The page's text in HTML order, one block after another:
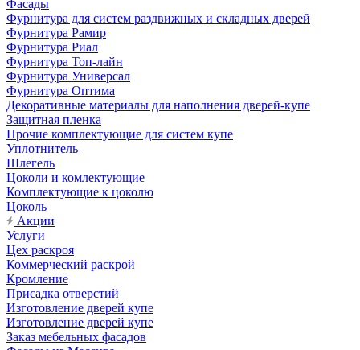
Фасады
Фурнитура для систем раздвижных и складных дверей
Фурнитура Рамир
Фурнитура Риал
Фурнитура Топ-лайн
Фурнитура Универсал
Фурнитура Оптима
Декоративные материалы для наполнения дверей-купе
Защитная пленка
Прочие комплектующие для систем купе
Уплотнитель
Шлегель
Цоколи и комлектующие
Комплектующие к цоколю
Цоколь
Акции
Услуги
Цех раскроя
Коммерческий раскрой
Кромление
Присадка отверстий
Изготовление дверей купе
Изготовление дверей купе
Заказ мебельных фасадов